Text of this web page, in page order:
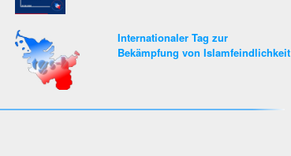
Internationaler Tag zur
Bekämpfung von Islamfeindlichkeit